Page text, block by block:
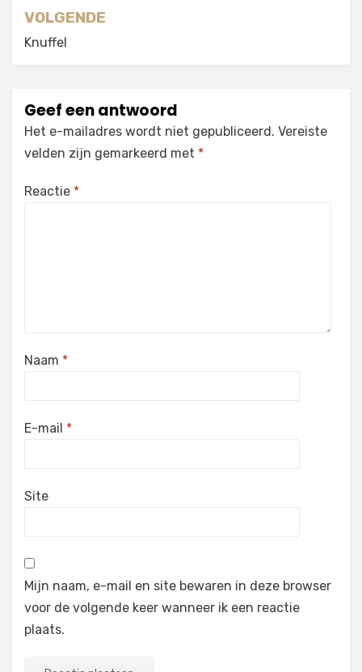
VOLGENDE
Knuffel
Geef een antwoord
Het e-mailadres wordt niet gepubliceerd. Vereiste
velden zijn gemarkeerd met *
Reactie *
Naam *
E-mail *
Site
Mijn naam, e-mail en site bewaren in deze browser
voor de volgende keer wanneer ik een reactie
plaats.